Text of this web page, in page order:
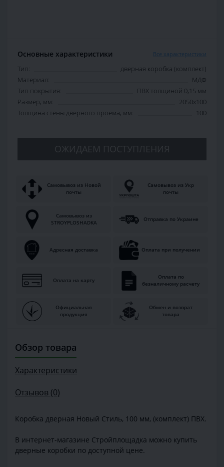
Основные характеристики Все характеристики
Тип:
дверная коробка (комплект)
Материал:
МДФ
Тип покрытия:
ПВХ толщиной 0,15 мм
Размер, мм:
2050х100
Толщина стены дверного проема, мм:
100
ОЖИДАЕМ ПОСТУПЛЕНИЯ
Самовывоз из Новой
почты
Самовывоз из Укр
почты
Самовывоз из
STROYPLOSHADKA
Отправка по Украине
Адресная доставка Оплата при получении
Оплата на карту
Оплата по
безналичному расчету
Официальная
продукция
Обмен и возврат
товара
Обзор товара
Характеристики
Отзывов (0)
Коробка дверная Новый Стиль, 100 мм, (комплект) ПВХ.
В интернет-магазине Стройплощадка можно купить
дверные коробки по доступной цене.